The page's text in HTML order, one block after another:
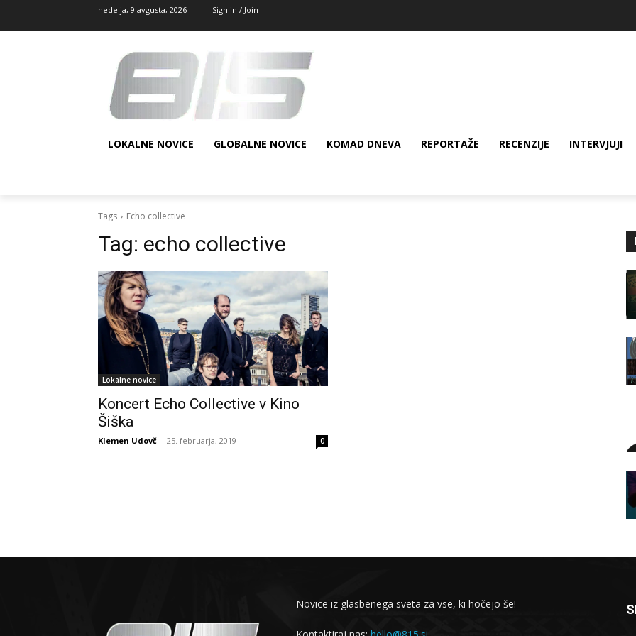
nedelja, 9 avgusta, 2026 Sign in / Join
LOKALNE NOVICE GLOBALNE NOVICE KOMAD DNEVA REPORTAŽE RECENZIJE INTERVJUJI
Tags Echo collective
Tag: echo collective
Lokalne novice
Koncert Echo Collective v Kino
Šiška
Klemen Udovč - 25. februarja, 2019 0
Novice iz glasbenega sveta za vse, ki hočejo še!